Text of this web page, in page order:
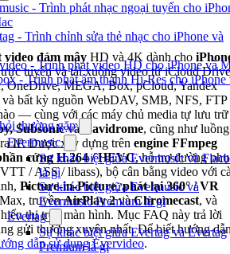
- Trình phát nhạc ngoại tuyến cho
- Trình chỉnh sửa thẻ nhạc cho iPhone và
- Trình phát video HD cho iPhone và
- Trình phát âm thanh Hi-Res cho iPhone
thường gặp
Evermusic
Sự khác biệt giữa Evermusic và
là gì
Sự khác biệt giữa Evermusic và
Evermusic Premium là gì
Evertag
Sự khác biệt giữa Evertag và Evertag
Premium là gì
đám mây HD và 4K dành cho
tuyến và tải xuống video từ iCloud
OneDrive, MEGA, Box, pCloud, Yandex
bất kỳ nguồn WebDAV, SMB, NFS, FTP
— cùng với các máy chủ media tự lưu trữ
Subsonicvà Navidrome, cũng như luồng
IP. Được xây dựng trên engine FFmpeg
cứng H.264 / HEVC, hỗ trợ đường phụ
/ ASS / libass), bộ cân bằng video với
Picture-in-Picture,phát lại 360° / VR
truyềnAirPlay 2vàChromecast, và
thị trên màn hình. Mục FAQ này trả lời
gửi thường xuyên nhất. Để biết hướng
dẫn sử dụng Evervideo.